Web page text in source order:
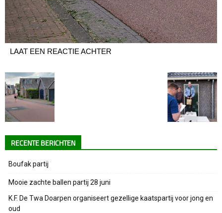
LAAT EEN REACTIE ACHTER
RECENTE BERICHTEN
Boufak partij
Mooie zachte ballen partij 28 juni
K.F. De Twa Doarpen organiseert gezellige kaatspartij voor jong en
oud